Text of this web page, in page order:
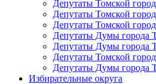
Депутаты Томской
Депутаты Томской
Депутаты Томской
Депутаты Думы города
Депутаты Думы города
Депутаты Томской
Депутаты Думы города
Избирательные округа